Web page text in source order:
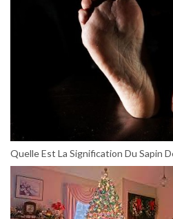
Quelle Est La Signification Du Sapin